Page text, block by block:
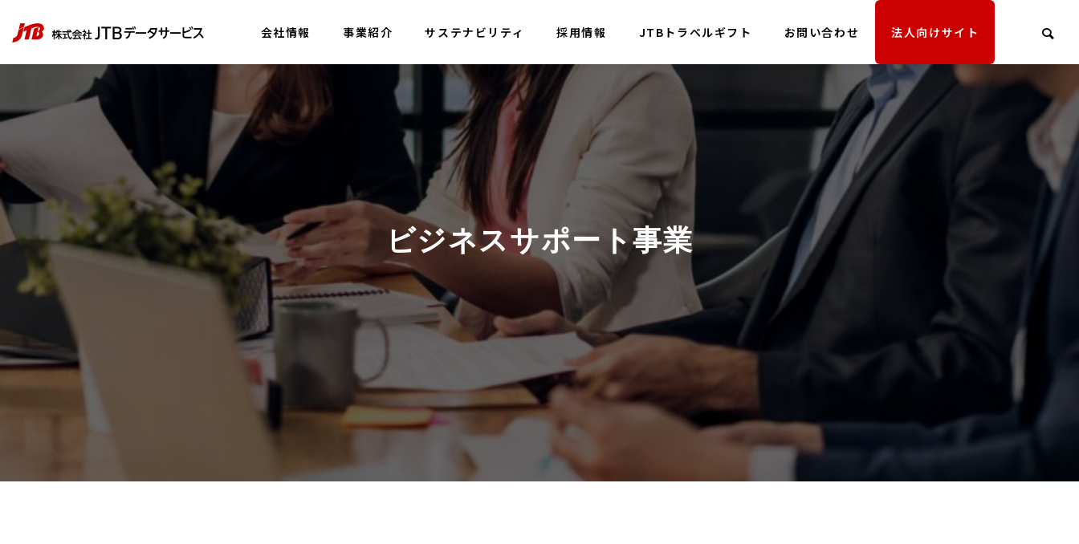
会社情報 事業紹介 サステナビリティ 採用情報 JTBトラベルギフト お問い合わせ 法人向けサイト
COMPANY
会社情報
会社概要 経営理念
アクセス
ビジネスサポート事業